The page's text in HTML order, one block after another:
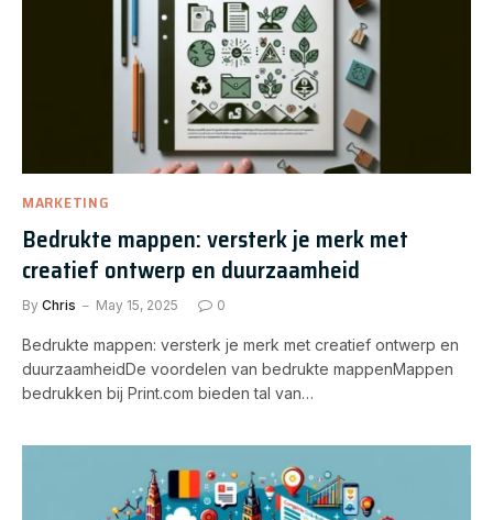
MARKETING
Bedrukte mappen: versterk je merk met
creatief ontwerp en duurzaamheid
By Chris May 15, 2025 0
Bedrukte mappen: versterk je merk met creatief ontwerp en
duurzaamheidDe voordelen van bedrukte mappenMappen
bedrukken bij Print.com bieden tal van…